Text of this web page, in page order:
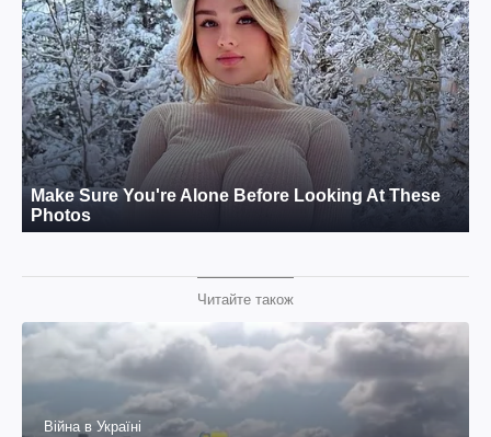
Читайте також
Війна в Україні